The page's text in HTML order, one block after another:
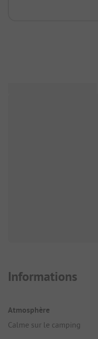
Informations
Atmosphère
Calme sur le camping